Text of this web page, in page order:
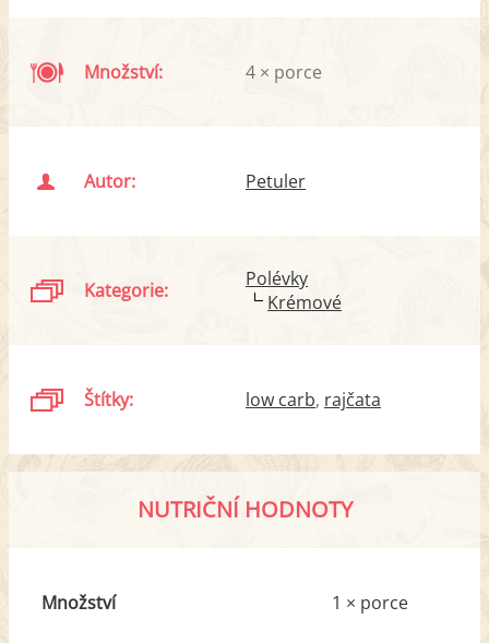
Množství: 4 × porce
Autor: Petuler
Kategorie:
Polévky
Krémové
Štítky: low carb rajčata
NUTRIČNÍ HODNOTY
Množství 1 × porce